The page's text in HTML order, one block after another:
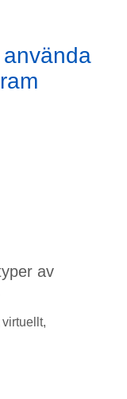
av